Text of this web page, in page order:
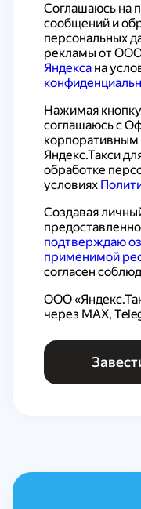
Cоглашаюсь на
сообщений и
персональных
рекламы от ООО
Яндекса на
Нажимая
соглашаюсь с
корпоративным
Яндекс.Такси
обработке
условиях
Создавая
подтверждаю
применимой
согласен
ООО
через MAX,